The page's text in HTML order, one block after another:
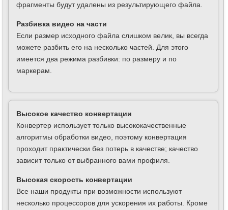
фрагменты будут удалены из результирующего файла.
Разбивка видео на части
Если размер исходного файла слишком велик, вы всегда
можете разбить его на несколько частей. Для этого
имеется два режима разбивки: по размеру и по
маркерам.
Высокое качество конвертации
Конвертер использует только высококачественные
алгоритмы обработки видео, поэтому конвертация
проходит практически без потерь в качестве; качество
зависит только от выбранного вами профиля.
Высокая скорость конвертации
Все наши продукты при возможности используют
несколько процессоров для ускорения их работы. Кроме